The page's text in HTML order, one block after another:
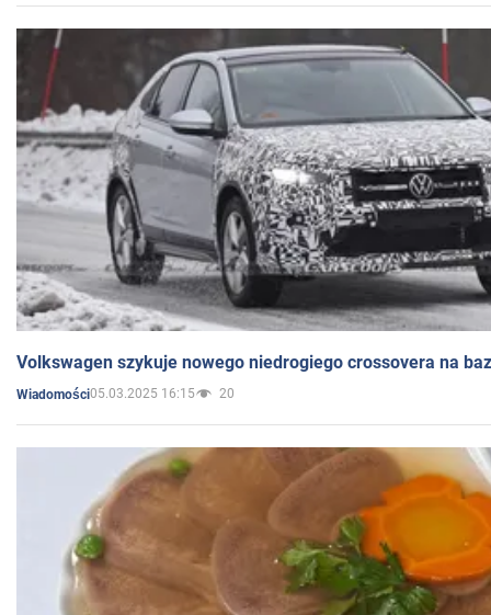
Volkswagen szykuje nowego niedrogiego crossovera na
Wiadomości05.03.2025 16:15 20